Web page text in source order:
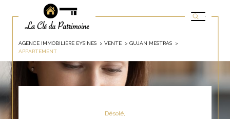
AGENCE IMMOBILIÈRE EYSINES VENTE
GUJAN MESTRAS
APPARTEMENT
Désolé,